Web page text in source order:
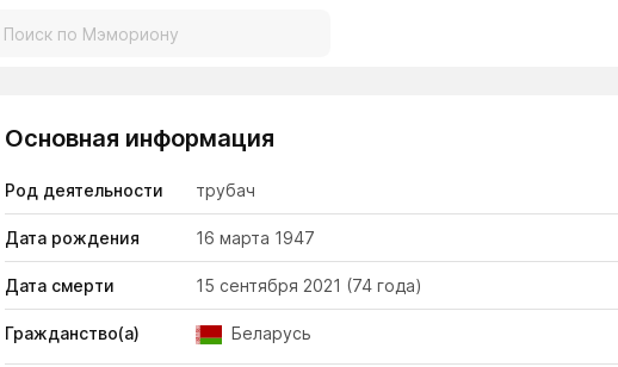
Основная информация
Род деятельности трубач
Дата рождения 16 марта 1947
Дата смерти 15 сентября 2021 (74 года)
Гражданство(а) Беларусь